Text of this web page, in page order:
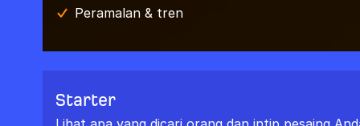
Peramalan & tren
Starter